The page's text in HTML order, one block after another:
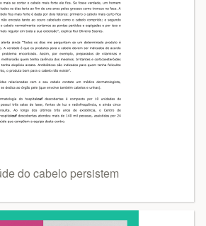
do cabelo persistem